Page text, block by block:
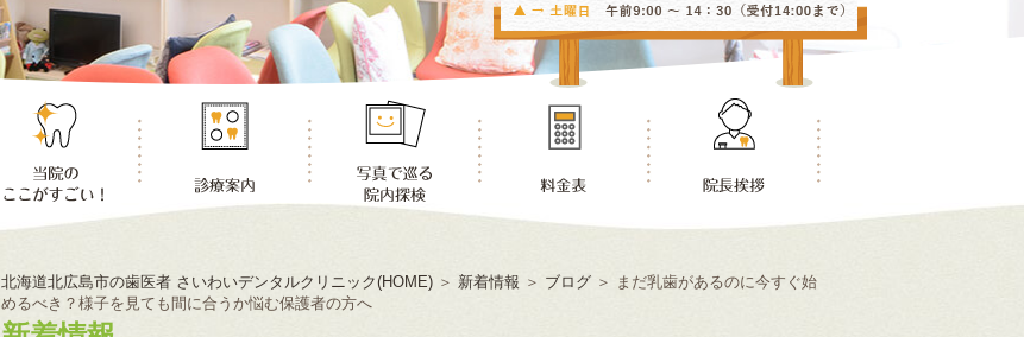
北海道北広島市の歯医者 さいわいデンタルクリニック(HOME) ＞ 新着情報 ＞ ブログ ＞ まだ乳歯があるのに今すぐ始
めるべき？様子を見ても間に合うか悩む保護者の方へ